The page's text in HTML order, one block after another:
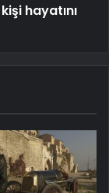
hayatını